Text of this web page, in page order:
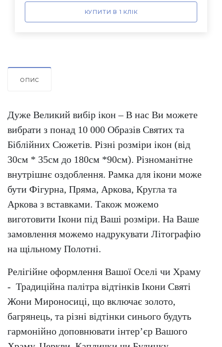
КУПИТИ В 1 КЛІК
ОПИС
Дуже Великий вибір ікон – В нас Ви можете
вибрати з понад 10 000 Образів Святих та
Біблійних Сюжетів. Різні розміри ікон (від
30см * 35см до 180см *90см). Різноманітне
внутрішнє оздоблення. Рамка для ікони може
бути Фігурна, Пряма, Аркова, Кругла та
Аркова з вставками. Також можемо
виготовити Ікони під Ваші розміри. На Ваше
замовлення можемо надрукувати Літографію
на щільному Полотні.
Релігійне оформлення Вашої Оселі чи Храму
- Традиційна палітра відтінків Ікони Святі
Жони Мироносиці, що включає золото,
багрянець, та різні відтінки синього будуть
гармонійно доповнювати інтер’єр Вашого